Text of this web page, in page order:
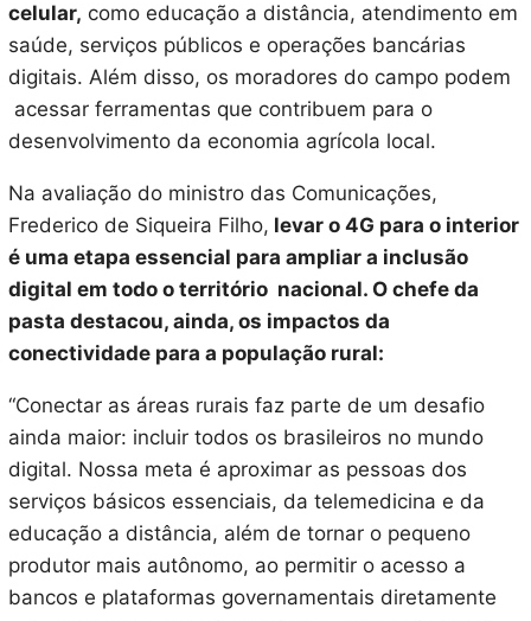
celular, como educação a distância, atendimento em
saúde, serviços públicos e operações bancárias
digitais. Além disso, os moradores do campo podem
acessar ferramentas que contribuem para o
desenvolvimento da economia agrícola local.
Na avaliação do ministro das Comunicações,
Frederico de Siqueira Filho, levar o 4G para o interior
é uma etapa essencial para ampliar a inclusão
digital em todo o território nacional. O chefe da
pasta destacou, ainda, os impactos da
conectividade para a população rural:
“Conectar as áreas rurais faz parte de um desafio
ainda maior: incluir todos os brasileiros no mundo
digital. Nossa meta é aproximar as pessoas dos
serviços básicos essenciais, da telemedicina e da
educação a distância, além de tornar o pequeno
produtor mais autônomo, ao permitir o acesso a
bancos e plataformas governamentais diretamente